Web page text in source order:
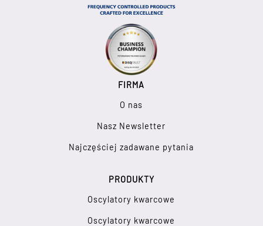
FIRMA
O nas
Nasz Newsletter
Najczęściej zadawane pytania
PRODUKTY
Oscylatory kwarcowe
Oscylatory kwarcowe